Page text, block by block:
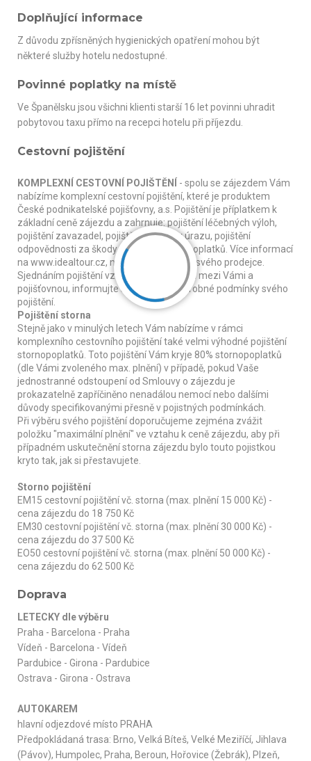
Doplňující informace
Z důvodu zpřísněných hygienických opatření mohou být
některé služby hotelu nedostupné.
Povinné poplatky na místě
Ve Španělsku jsou všichni klienti starší 16 let povinni uhradit
pobytovou taxu přímo na recepci hotelu při příjezdu.
Cestovní pojištění
KOMPLEXNÍ CESTOVNÍ POJIŠTĚNÍ
- spolu se zájezdem Vám
nabízíme komplexní cestovní pojištění, které je produktem
České podnikatelské pojišťovny, a.s. Pojištění je příplatkem k
základní ceně zájezdu a zahrnuje: pojištění léčebných výloh,
pojištění zavazadel, pojištění následky úrazu, pojištění
odpovědnosti za škody, pojištění stornopoplatků. Více informací
na www.idealtour.cz, nebo na vyžádání u svého prodejce.
Sjednáním pojištění vzniká smluvní vztah mezi Vámi a
pojišťovnou, informujte se proto na podrobné podmínky svého
pojištění.
Pojištění storna
Stejně jako v minulých letech Vám nabízíme v rámci
komplexního cestovního pojištění také velmi výhodné pojištění
stornopoplatků. Toto pojištění Vám kryje 80% stornopoplatků
(dle Vámi zvoleného max. plnění) v případě, pokud Vaše
jednostranné odstoupení od Smlouvy o zájezdu je
prokazatelně zapříčiněno nenadálou nemocí nebo dalšími
důvody specifikovanými přesně v pojistných podmínkách.
Při výběru svého pojištění doporučujeme zejména zvážit
položku "maximální plnění" ve vztahu k ceně zájezdu, aby při
případném uskutečnění storna zájezdu bylo touto pojistkou
kryto tak, jak si přestavujete.
Storno pojištění
EM15 cestovní pojištění vč. storna (max. plnění 15 000 Kč) -
cena zájezdu do 18 750 Kč
EM30 cestovní pojištění vč. storna (max. plnění 30 000 Kč) -
cena zájezdu do 37 500 Kč
EO50 cestovní pojištění vč. storna (max. plnění 50 000 Kč) -
cena zájezdu do 62 500 Kč
Doprava
LETECKY dle výběru
Praha - Barcelona - Praha
Vídeň - Barcelona - Vídeň
Pardubice - Girona - Pardubice
Ostrava - Girona - Ostrava
AUTOKAREM
hlavní odjezdové místo PRAHA
Předpokládaná trasa: Brno, Velká Bíteš, Velké Meziříčí, Jihlava
(Pávov), Humpolec, Praha, Beroun, Hořovice (Žebrák), Plzeň,